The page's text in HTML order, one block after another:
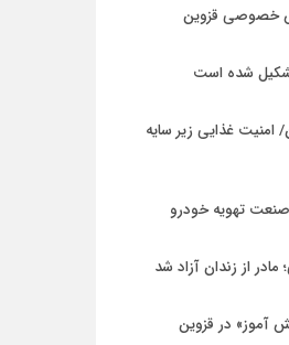
خصوصی قزوین
امنیت غذایی زیر سایه
صنعت تهویه خودرو
از زندان آزاد شد
آموز» در قزوین